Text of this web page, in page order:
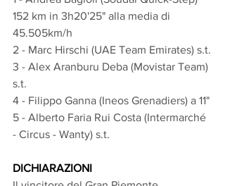
152 km in 3h20'25" alla media di
45.505km/h
2 - Marc Hirschi (UAE Team Emirates) s.t.
3 - Alex Aranburu Deba (Movistar Team)
s.t.
4 - Filippo Ganna (Ineos Grenadiers) a 11"
5 - Alberto Faria Rui Costa (Intermarché
- Circus - Wanty) s.t.
DICHIARAZIONI